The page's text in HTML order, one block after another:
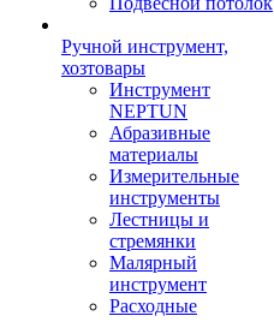
Ручной инструмент,
хозтовары
Инструмент
NEPTUN
Абразивные
материалы
Измерительные
инструменты
Лестницы и
стремянки
Малярный
инструмент
Расходные